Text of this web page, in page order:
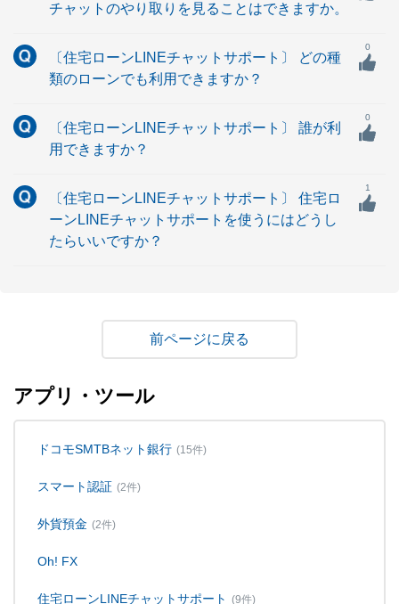
チャットのやり取りを見ることはできますか。
〔住宅ローンLINEチャットサポート〕 どの種
類のローンでも利用できますか？
0
〔住宅ローンLINEチャットサポート〕 誰が利
用できますか？
0
〔住宅ローンLINEチャットサポート〕 住宅ロ
ーンLINEチャットサポートを使うにはどうし
たらいいですか？
1
戻る
アプリ・ツール
ドコモSMTBネット銀行 (15件)
スマート認証 (2件)
外貨預金 (2件)
Oh! FX
住宅ローンLINEチャットサポート (9件)